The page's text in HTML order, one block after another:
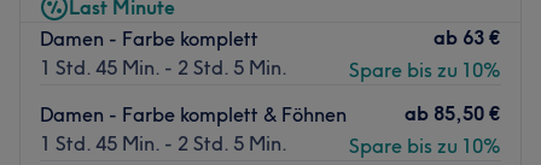
Haarpflege.
Extras: Kostenlose Parkplätze, Haustiere erlaubt,
kinderfreundlich, nur Damen, klimatisiert, barrierefrei,
kostenloses WLAN, kostenlose Getränke.
Zurück zur Salonansicht
Das Team:
Friseurmeisterin Dilara empfängt dich mit einem Lächeln
entspannendes Beautyerlebnis zu ermöglichen. Neben
Deutsch spricht sie außerdem Englisch, Türkisch und
Last Minute
Damen - Farbe komplett
1 Std. 45 Min. - 2 Std. 5 Min.
ab 63 €
Spare bis zu 10%
Damen - Farbe komplett & Föhnen
1 Std. 45 Min. - 2 Std. 5 Min.
ab 85,50 €
Spare bis zu 10%